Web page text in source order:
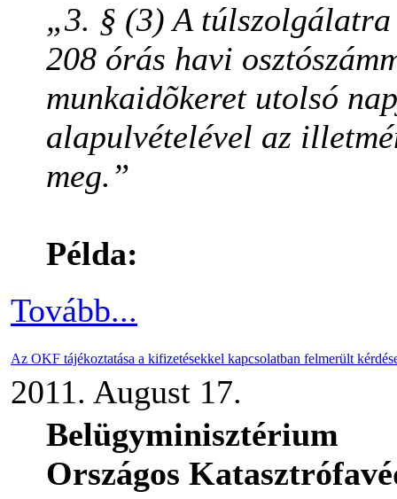
„3. § (3) A
208 órás havi
munkaidõkeret utolsó
alapulvételével az
meg.”
Példa:
Tovább...
Az OKF tájékoztatása a kifizetésekkel kapcsolatban felmerült
2011. August 17.
Belügyminisztérium
Országos